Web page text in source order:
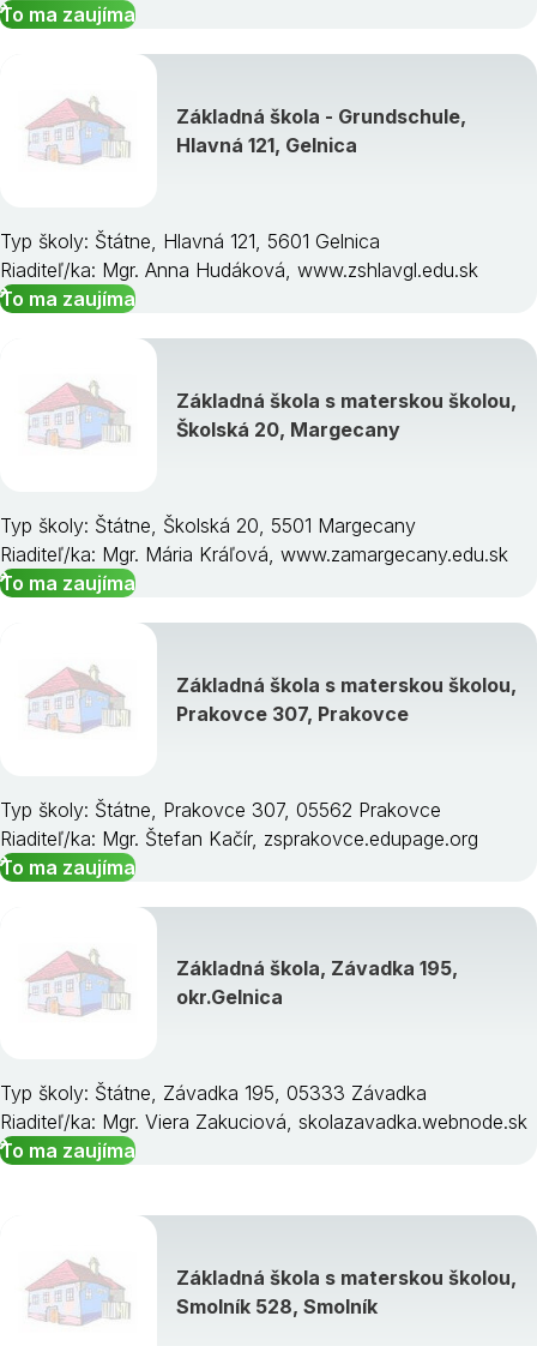
To ma zaujíma
Základná škola - Grundschule,
Hlavná 121, Gelnica
Typ školy: Štátne, Hlavná 121, 5601 Gelnica
Riaditeľ/ka: Mgr. Anna Hudáková, www.zshlavgl.edu.sk
To ma zaujíma
Základná škola s materskou školou,
Školská 20, Margecany
Typ školy: Štátne, Školská 20, 5501 Margecany
Riaditeľ/ka: Mgr. Mária Kráľová, www.zamargecany.edu.sk
To ma zaujíma
Základná škola s materskou školou,
Prakovce 307, Prakovce
Typ školy: Štátne, Prakovce 307, 05562 Prakovce
Riaditeľ/ka: Mgr. Štefan Kačír, zsprakovce.edupage.org
To ma zaujíma
Základná škola, Závadka 195,
okr.Gelnica
Typ školy: Štátne, Závadka 195, 05333 Závadka
Riaditeľ/ka: Mgr. Viera Zakuciová, skolazavadka.webnode.sk
To ma zaujíma
Základná škola s materskou školou,
Smolník 528, Smolník